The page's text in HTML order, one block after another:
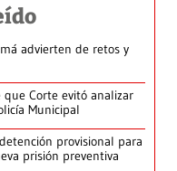
advierten de retos y
Corte evitó analizar
Municipal
provisional para
prisión preventiva